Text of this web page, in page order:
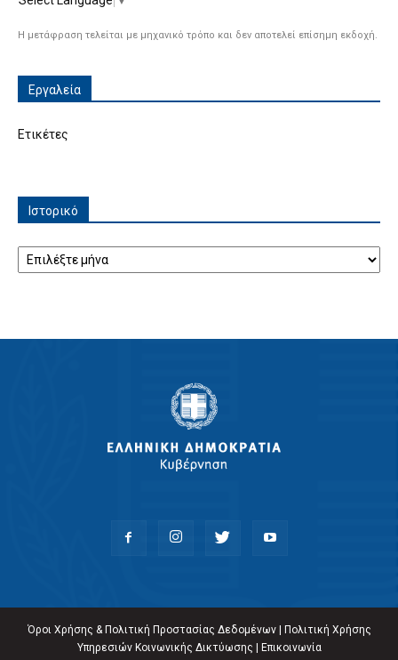
Η μετάφραση τελείται με μηχανικό τρόπο και δεν αποτελεί επίσημη εκδοχή.
Εργαλεία
Ετικέτες
Ιστορικό
Όροι Χρήσης & Πολιτική Προστασίας Δεδομένων|
Πολιτική Χρήσης
Υπηρεσιών Κοινωνικής Δικτύωσης
Επικοινωνία